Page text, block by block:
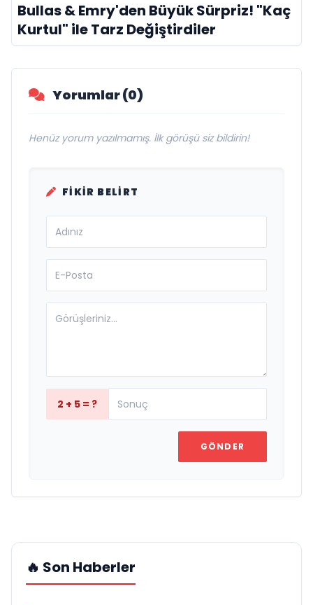
Bullas & Emry'den Büyük Sürpriz! "Kaç
Kurtul" ile Tarz Değiştirdiler
Yorumlar (0)
Henüz yorum yazılmamış. İlk görüşü siz bildirin!
FIKIR BELIRT
2 + 5 = ?
GÖNDER
🔥 Son Haberler